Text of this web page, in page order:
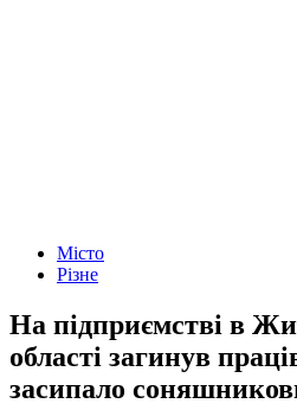
Місто
Різне
На підприємстві в
області загинув
засипало